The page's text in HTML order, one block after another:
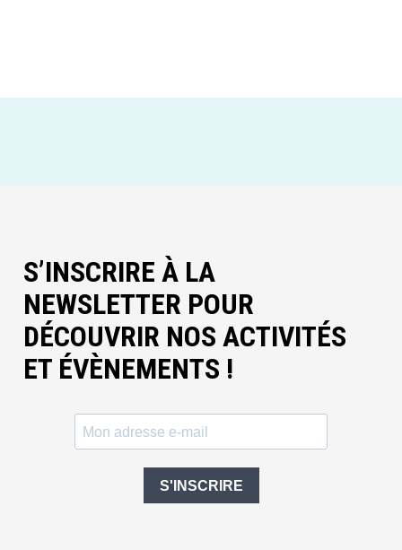
S’INSCRIRE À LA
NEWSLETTER POUR
DÉCOUVRIR NOS ACTIVITÉS
ET ÉVÈNEMENTS !
S'INSCRIRE